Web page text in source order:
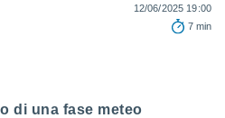
12/06/2025 19:00
7 min
di una fase meteo